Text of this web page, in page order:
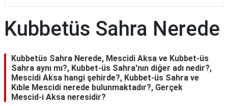
SAĞLIK
Kubbetüs Sahra Nerede
Kubbetüs Sahra Nerede, Mescidi Aksa ve Kubbet-üs
Sahra aynı mı?, Kubbet-üs Sahra'nın diğer adı nedir?,
Mescidi Aksa hangi şehirde?, Kubbet-üs Sahra ve
Kıble Mescidi nerede bulunmaktadır?, Gerçek
Mescid-i Aksa neresidir?